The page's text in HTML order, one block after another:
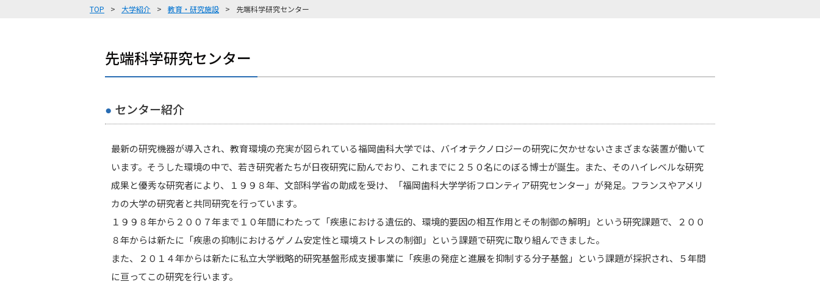
TOP 大学紹介 教育・研究施設 先端科学研究センター
先端科学研究センター
センター紹介
最新の研究機器が導入され、教育環境の充実が図られている福岡歯科大学では、バイオテクノロジーの研究に欠かせないさまざまな装置が働いて
います。そうした環境の中で、若き研究者たちが日夜研究に励んでおり、これまでに２５０名にのぼる博士が誕生。また、そのハイレベルな研究
成果と優秀な研究者により、１９９８年、文部科学省の助成を受け、「福岡歯科大学学術フロンティア研究センター」が発足。フランスやアメリ
カの大学の研究者と共同研究を行っています。
１９９８年から２００７年まで１０年間にわたって「疾患における遺伝的、環境的要因の相互作用とその制御の解明」という研究課題で、２００
８年からは新たに「疾患の抑制におけるゲノム安定性と環境ストレスの制御」という課題で研究に取り組んできました。
また、２０１４年からは新たに私立大学戦略的研究基盤形成支援事業に「疾患の発症と進展を抑制する分子基盤」という課題が採択され、５年間
に亘ってこの研究を行います。